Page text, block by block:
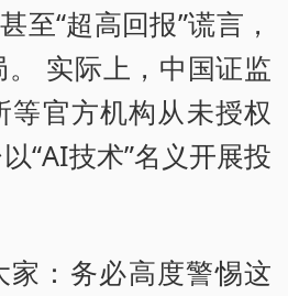
至“超高回报”谎言，
实际上，中国证监
等官方机构从未授权
“AI技术”名义开展投
家：务必高度警惕这